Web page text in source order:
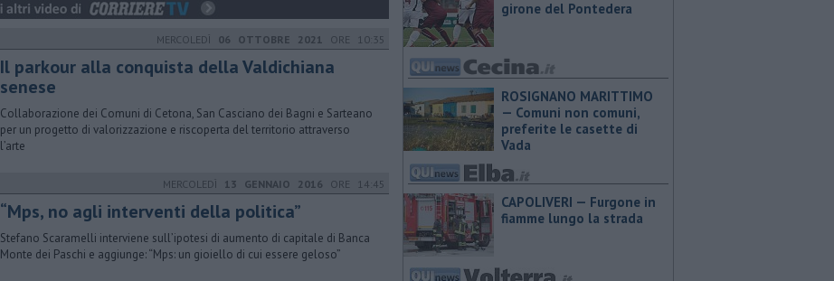
MERCOLEDÌ 06 OTTOBRE 2021 ORE 10:35
Il parkour alla conquista della Valdichiana
senese
Collaborazione dei Comuni di Cetona, San Casciano dei Bagni e Sarteano
per un progetto di valorizzazione e riscoperta del territorio attraverso
l’arte
MERCOLEDÌ 13 GENNAIO 2016 ORE 14:45
“Mps, no agli interventi della politica”
Stefano Scaramelli interviene sull’ipotesi di aumento di capitale di Banca
Monte dei Paschi e aggiunge: “Mps: un gioiello di cui essere geloso”
girone del Pontedera
ROSIGNANO MARITTIMO
— Comuni non comuni,
preferite le casette di
Vada
CAPOLIVERI — Furgone in
fiamme lungo la strada